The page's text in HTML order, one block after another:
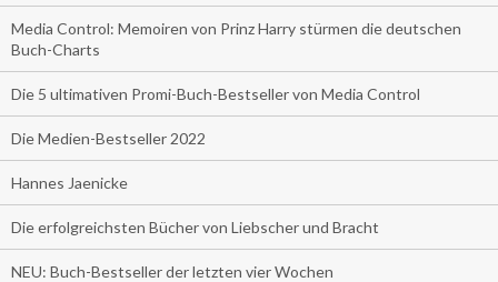
Media Control: Memoiren von Prinz Harry stürmen die deutschen
Buch-Charts
Die 5 ultimativen Promi-Buch-Bestseller von Media Control
Die Medien-Bestseller 2022
Hannes Jaenicke
Die erfolgreichsten Bücher von Liebscher und Bracht
NEU: Buch-Bestseller der letzten vier Wochen